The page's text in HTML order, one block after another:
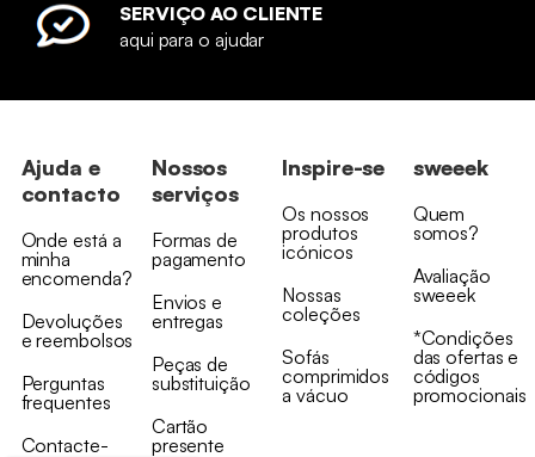
SERVIÇO AO CLIENTE
aqui para o ajudar
Ajuda e
contacto
Onde está a
minha
encomenda?
Devoluções
e reembolsos
Perguntas
frequentes
Contacte-
Nossos
serviços
Formas de
pagamento
Envios e
entregas
Peças de
substituição
Cartão
presente
Inspire-se
Os nossos
produtos
icónicos
Nossas
coleções
Sofás
comprimidos
a vácuo
sweeek
Quem
somos?
Avaliação
sweeek
*Condições
das ofertas e
códigos
promocionais